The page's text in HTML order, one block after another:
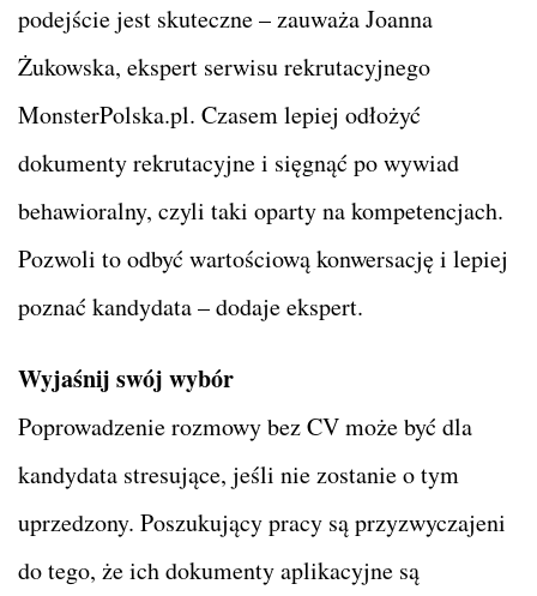
podejście jest skuteczne – zauważa Joanna
Żukowska, ekspert serwisu rekrutacyjnego
MonsterPolska.pl. Czasem lepiej odłożyć
dokumenty rekrutacyjne i sięgnąć po wywiad
behawioralny, czyli taki oparty na kompetencjach.
Pozwoli to odbyć wartościową konwersację i lepiej
poznać kandydata – dodaje ekspert.
Wyjaśnij swój wybór
Poprowadzenie rozmowy bez CV może być dla
kandydata stresujące, jeśli nie zostanie o tym
uprzedzony. Poszukujący pracy są przyzwyczajeni
do tego, że ich dokumenty aplikacyjne są